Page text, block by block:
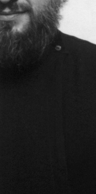
мученики Архангельска
Архангельска,
храма
Антоновной
Святых, находим в
в виде постоянно
Михайловной